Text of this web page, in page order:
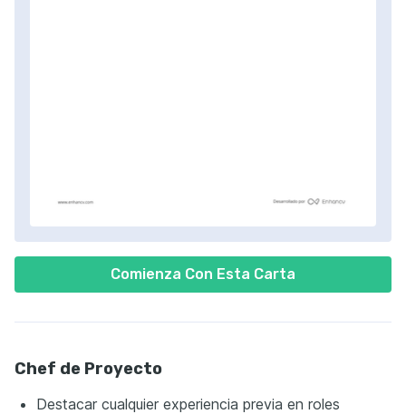
Comienza Con Esta Carta
Chef de Proyecto
Destacar cualquier experiencia previa en roles